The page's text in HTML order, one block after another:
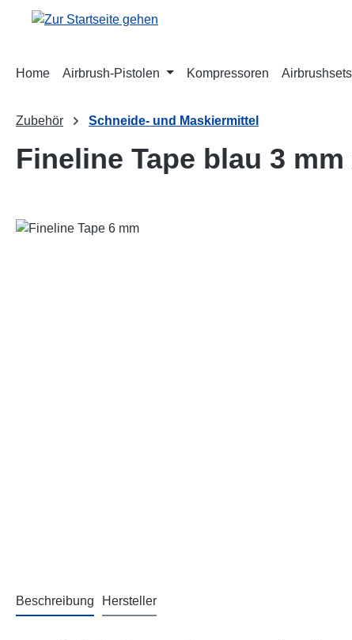
Hauptinhalt springen
Zur Suche springen
Zur Hauptnavigation springen
Home Airbrush-Pistolen Kompressoren Airbrushsets
Zubehör Schneide- und Maskiermittel
Fineline Tape blau 3 mm
Bildergalerie überspringen
Beschreibung Hersteller